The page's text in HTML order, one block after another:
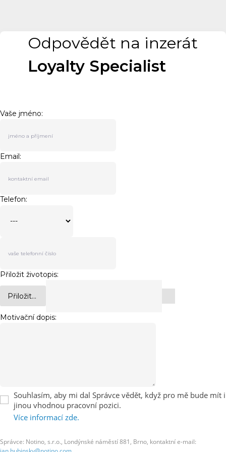
Odpovědět na inzerát
Loyalty Specialist
Vaše jméno:
Email:
Telefon:
Přiložit životopis:
Přiložit...
Motivační dopis:
Souhlasím, aby mi dal Správce vědět, když pro mě bude mít i
jinou vhodnou pracovní pozici.
Více informací zde.
Správce: Notino, s.r.o., Londýnské náměstí 881, Brno, kontaktní e-mail: